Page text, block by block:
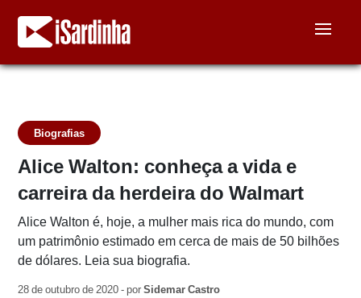
Biografias
Alice Walton: conheça a vida e
carreira da herdeira do Walmart
Alice Walton é, hoje, a mulher mais rica do mundo, com
um patrimônio estimado em cerca de mais de 50 bilhões
de dólares. Leia sua biografia.
28 de outubro de 2020 - porSidemar Castro